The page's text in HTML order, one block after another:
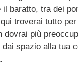
baratto, tra dei
troverai tutto
dovrai più
spazio alla tua